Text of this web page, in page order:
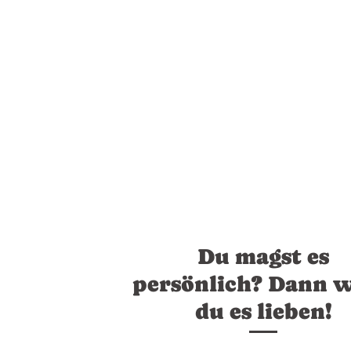
Du magst es
persönlich? Dann
du es lieben!